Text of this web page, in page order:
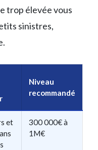
trop élevée vous
sinistres,
Niveau
recommandé
et
300 000€ à
1M€